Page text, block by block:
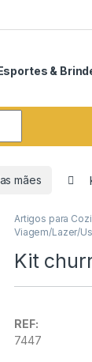
&
mães
Artigos para
Viagem/Lazer/
Kit
REF:
7447